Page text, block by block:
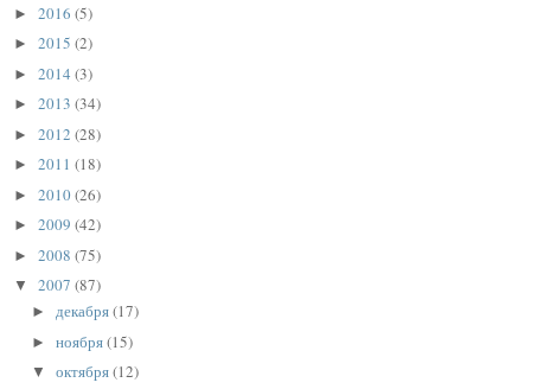
► 2016 (5)
► 2015 (2)
► 2014 (3)
► 2013 (34)
► 2012 (28)
► 2011 (18)
► 2010(26)
► 2009 (42)
► 2008 (75)
▼ 2007 (87)
►декабря(17)
►ноября(15)
▼октября(12)